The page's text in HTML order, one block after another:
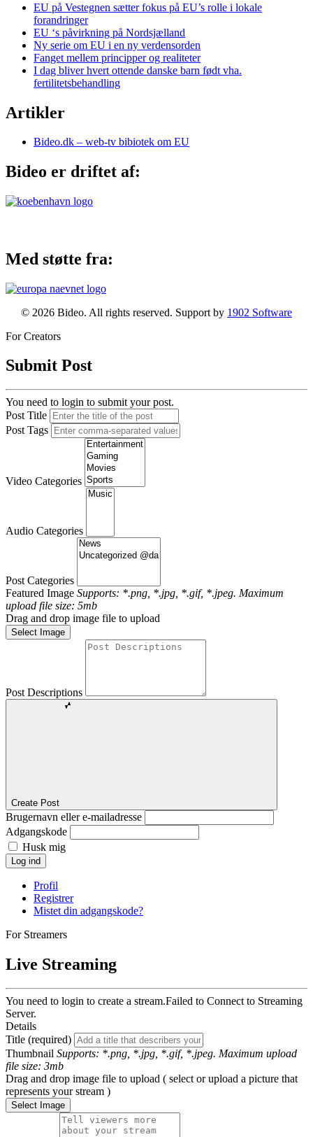
EU på Vestegnen sætter fokus på EU’s rolle i lokale
forandringer
EU ‘s påvirkning på Nordsjælland
Ny serie om EU i en ny verdensorden
Fanget mellem principper og realiteter
I dag bliver hvert ottende danske barn født vha.
fertilitetsbehandling
Artikler
Bideo.dk – web-tv bibiotek om EU
Bideo er driftet af:
Med støtte fra:
© 2026 Bideo. All rights reserved. Support by 1902 Software
For Creators
Submit Post
You need to login to submit your post.
Post Title
Post Tags
Video Categories
Audio Categories
Post Categories
Featured Image Supports: *.png, *.jpg, *.gif, *.jpeg. Maximum
upload file size: 5mb
Drag and drop image file to upload
Select Image
Post Descriptions
Create Post
Brugernavn eller e-mailadresse
Adgangskode
Husk mig
Log ind
Profil
Registrer
Mistet din adgangskode?
For Streamers
Live Streaming
You need to login to create a stream.Failed to Connect to Streaming
Server.
Details
Title (required)
Thumbnail Supports: *.png, *.jpg, *.gif, *.jpeg. Maximum upload
file size: 3mb
Drag and drop image file to upload ( select or upload a picture that
represents your stream )
Select Image